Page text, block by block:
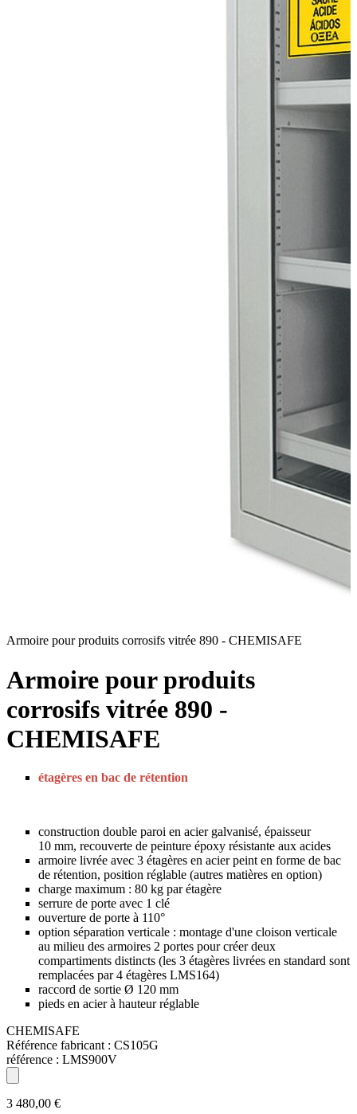
Armoire pour produits corrosifs vitrée 890 - CHEMISAFE
Armoire pour produits
corrosifs vitrée 890 -
CHEMISAFE
étagères en bac de rétention
construction double paroi en acier galvanisé, épaisseur
10 mm, recouverte de peinture époxy résistante aux acides
armoire livrée avec 3 étagères en acier peint en forme de bac
de rétention, position réglable (autres matières en option)
charge maximum : 80 kg par étagère
serrure de porte avec 1 clé
ouverture de porte à 110°
option séparation verticale : montage d'une cloison verticale
au milieu des armoires 2 portes pour créer deux
compartiments distincts (les 3 étagères livrées en standard sont
remplacées par 4 étagères LMS164)
raccord de sortie Ø 120 mm
pieds en acier à hauteur réglable
CHEMISAFE
Référence fabricant : CS105G
référence : LMS900V
3 480,00 €